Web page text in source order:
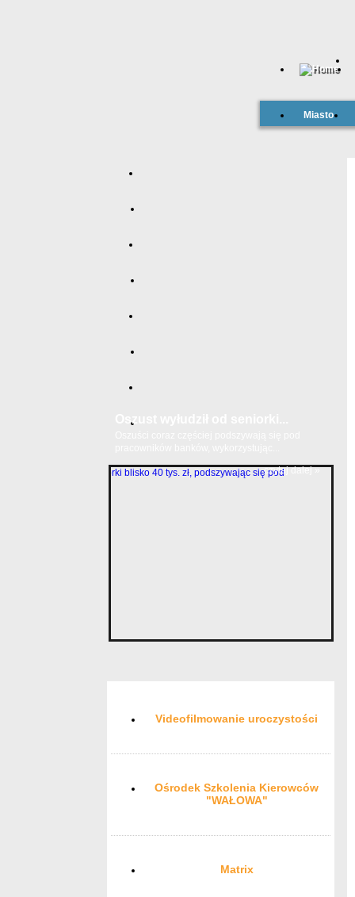
Miasto
Oszust wyłudził od seniorki...
czytaj dalej »
Videofilmowanie uroczystości
Ośrodek Szkolenia Kierowców
"WAŁOWA"
Matrix